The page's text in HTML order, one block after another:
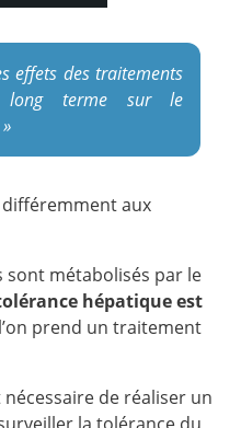
effets des traitements
terme sur le
aux
sont métabolisés par le
hépatique est
prend un traitement
nécessaire de réaliser un